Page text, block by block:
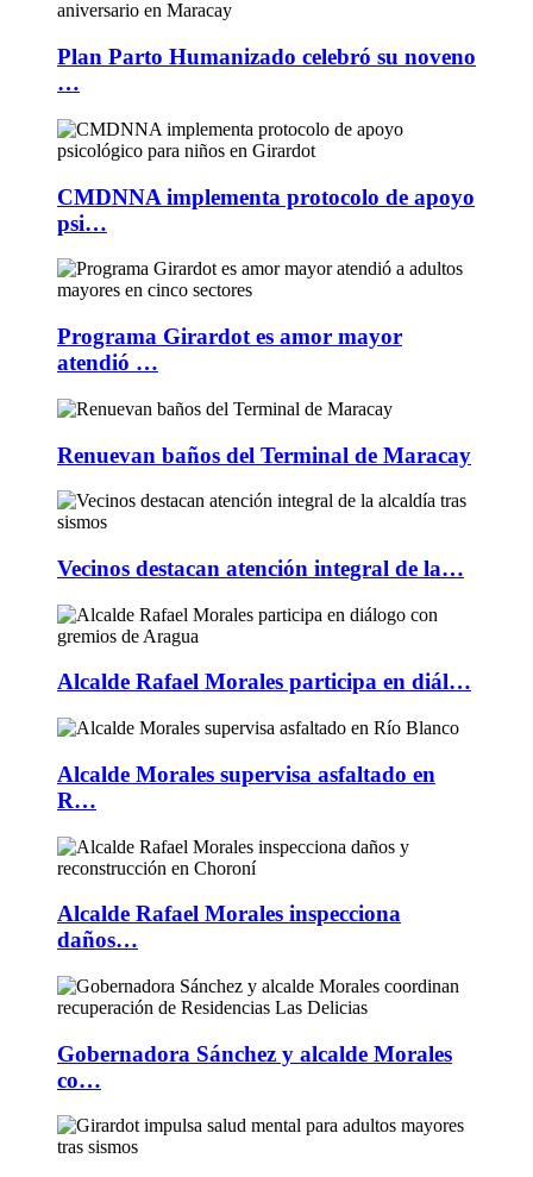
Plan Parto Humanizado celebró su noveno
…
CMDNNA implementa protocolo de apoyo
psi…
Programa Girardot es amor mayor
atendió …
Renuevan baños del Terminal de Maracay
Vecinos destacan atención integral de la…
Alcalde Rafael Morales participa en diál…
Alcalde Morales supervisa asfaltado en
R…
Alcalde Rafael Morales inspecciona
daños…
Gobernadora Sánchez y alcalde Morales
co…